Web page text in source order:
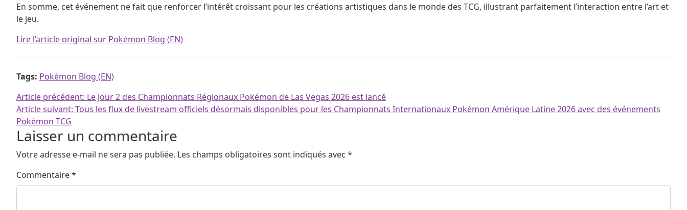
En somme, cet événement ne fait que renforcer l’intérêt croissant pour les créations artistiques dans le monde des TCG, illustrant parfaitement l’interaction entre l’art et
le jeu.
Lire l’article original sur Pokémon Blog (EN)
Tags: Pokémon Blog (EN)
Navigation de l’article
Article précédent: Le Jour 2 des Championnats Régionaux Pokémon de Las Vegas 2026 est lancé
Article suivant: Tous les flux de livestream officiels désormais disponibles pour les Championnats Internationaux Pokémon Amérique Latine 2026 avec des événements
Pokémon TCG
Laisser un commentaire
Votre adresse e-mail ne sera pas publiée. Les champs obligatoires sont indiqués avec *
Commentaire*